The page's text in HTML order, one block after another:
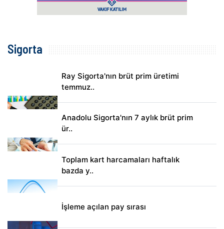
Sigorta
Ray Sigorta'nın brüt prim üretimi
temmuz..
Anadolu Sigorta'nın 7 aylık brüt prim
ür..
Toplam kart harcamaları haftalık
bazda y..
İşleme açılan pay sırası